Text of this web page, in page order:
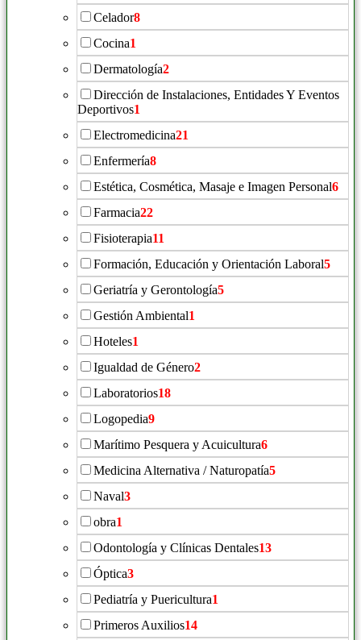
Celador8
Cocina1
Dermatología2
Dirección de Instalaciones, Entidades Y Eventos
Deportivos1
Electromedicina21
Enfermería8
Estética, Cosmética, Masaje e Imagen Personal6
Farmacia22
Fisioterapia11
Formación, Educación y Orientación Laboral5
Geriatría y Gerontología5
Gestión Ambiental1
Hoteles1
Igualdad de Género2
Laboratorios18
Logopedia9
Marítimo Pesquera y Acuicultura6
Medicina Alternativa / Naturopatía5
Naval3
obra1
Odontología y Clínicas Dentales13
Óptica3
Pediatría y Puericultura1
Primeros Auxilios14